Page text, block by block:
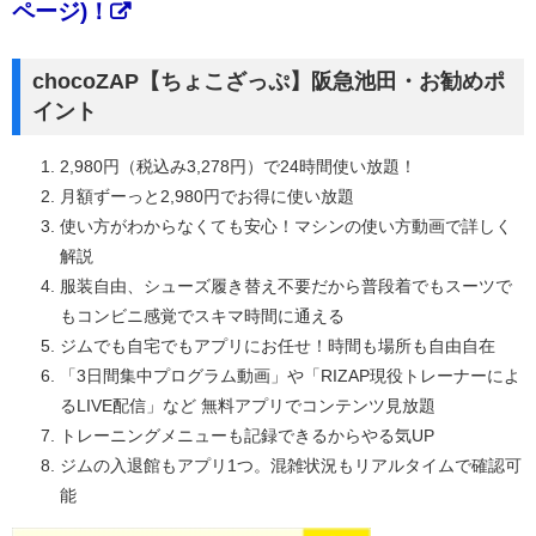
ページ)！
chocoZAP【ちょこざっぷ】阪急池田・お勧めポ
イント
2,980円（税込み3,278円）で24時間使い放題！
月額ずーっと2,980円でお得に使い放題
使い方がわからなくても安心！マシンの使い方動画で詳しく
解説
服装自由、シューズ履き替え不要だから普段着でもスーツで
もコンビニ感覚でスキマ時間に通える
ジムでも自宅でもアプリにお任せ！時間も場所も自由自在
「3日間集中プログラム動画」や「RIZAP現役トレーナーによ
るLIVE配信」など 無料アプリでコンテンツ見放題
トレーニングメニューも記録できるからやる気UP
ジムの入退館もアプリ1つ。混雑状況もリアルタイムで確認可
能